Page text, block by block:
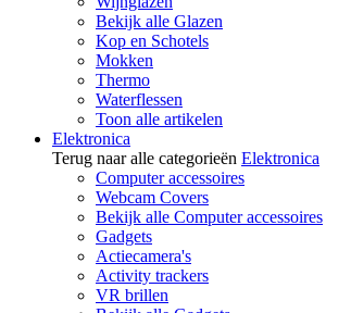
Bekijk alle Glazen
Kop en Schotels
Mokken
Thermo
Waterflessen
Toon alle artikelen
Elektronica
Terug naar alle categorieën Elektronica
Computer accessoires
Webcam Covers
Bekijk alle Computer accessoires
Gadgets
Actiecamera's
Activity trackers
VR brillen